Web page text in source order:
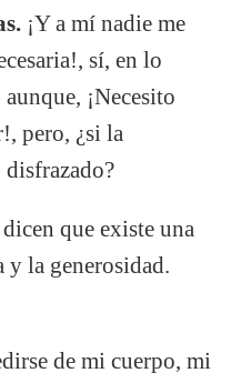
¡Y a mí nadie me
sí, en lo
¡Necesito
pero, ¿si la
que existe una
y la generosidad.
de mi cuerpo, mi